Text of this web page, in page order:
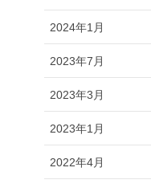
2024年1月
2023年7月
2023年3月
2023年1月
2022年4月